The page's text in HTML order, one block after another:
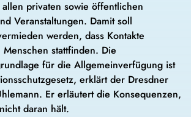
privaten sowie öffentlichen
Veranstaltungen. Damit soll
werden, dass Kontakte
stattfinden. Die
für die Allgemeinverfügung ist
erklärt der Dresdner
Er erläutert die Konsequenzen,
daran hält.